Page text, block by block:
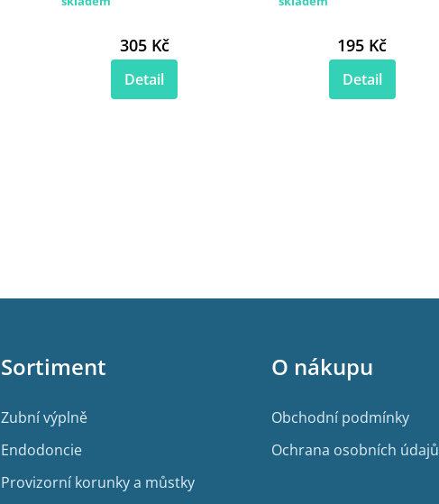
305 Kč
Detail
195 Kč
Detail
Sortiment
Zubní výplně
Endodoncie
Provizorní korunky a můstky
O nákupu
Obchodní podmínky
Ochrana osobních údajů